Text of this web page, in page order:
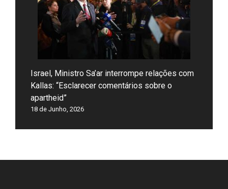
Israel, Ministro Sa’ar interrompe relações com
Kallas: “Esclarecer comentários sobre o
apartheid”
18 de Junho, 2026